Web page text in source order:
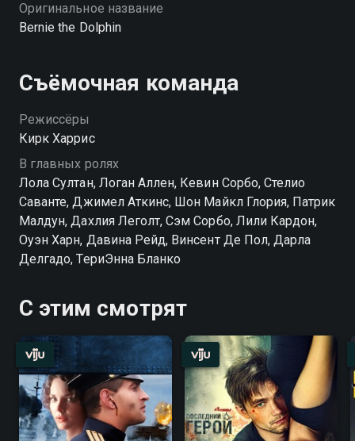
Оригинальное название
Bernie the Dolphin
Съёмочная команда
Режиссёры
Кирк Харрис
В главных ролях
Лола Султан, Логан Аллен, Кевин Сорбо, Стелио
Саванте, Джимел Аткинс, Шон Майкл Глория, Патрик
Малдун, Дахлия Леголт, Сэм Сорбо, Лили Кардон,
Оуэн Харн, Давина Рейд, Винсент Де Пол, Дарла
Делгадо, ТериЭнна Бланко
С этим смотрят